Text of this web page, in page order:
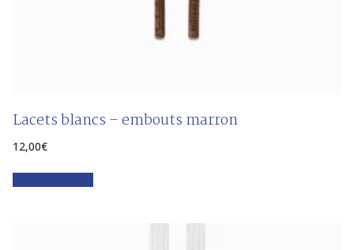
Lacets blancs – embouts marron
12,00€